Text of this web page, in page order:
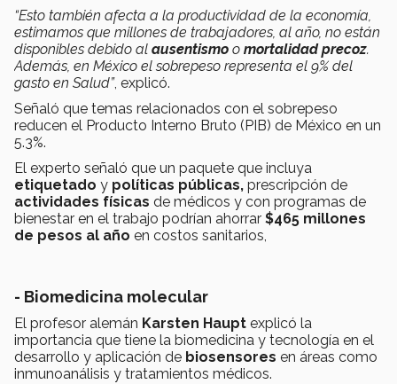
“Esto también afecta a la productividad de la economía,
estimamos que millones de trabajadores, al año, no están
disponibles debido al ausentismo o mortalidad precoz.
Además, en México el sobrepeso representa el 9% del
gasto en Salud”, explicó.
Señaló que temas relacionados con el sobrepeso
reducen el Producto Interno Bruto (PIB) de México en un
5.3%.
El experto señaló que un paquete que incluya
etiquetado y políticas públicas, prescripción de
actividades físicas de médicos y con programas de
bienestar en el trabajo podrían ahorrar $465 millones
de pesos al año en costos sanitarios,
- Biomedicina molecular
El profesor alemán Karsten Haupt explicó la
importancia que tiene la biomedicina y tecnología en el
desarrollo y aplicación de biosensores en áreas como
inmunoanálisis y tratamientos médicos.